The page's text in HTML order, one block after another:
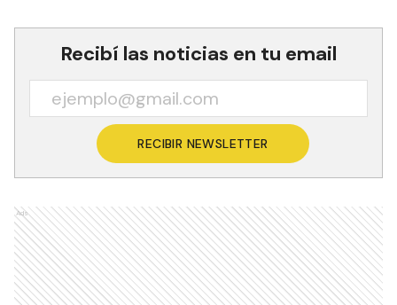
Recibí las noticias en tu email
RECIBIR NEWSLETTER
Ads